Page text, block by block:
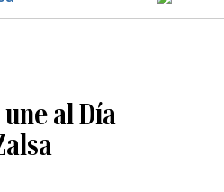
al Día